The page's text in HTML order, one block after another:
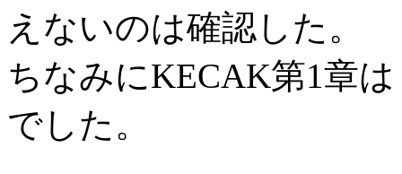
えないのは確認した。
ちなみにKECAK第1章
でした。